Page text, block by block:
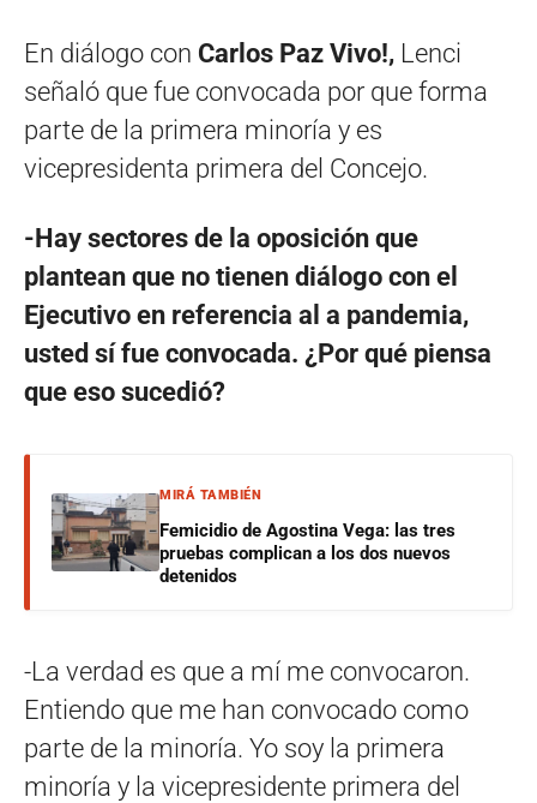
En diálogo con Carlos Paz Vivo!, Lenci
señaló que fue convocada por que forma
parte de la primera minoría y es
vicepresidenta primera del Concejo.
-Hay sectores de la oposición que
plantean que no tienen diálogo con el
Ejecutivo en referencia al a pandemia,
usted sí fue convocada. ¿Por qué piensa
que eso sucedió?
MIRÁ TAMBIÉN
Femicidio de Agostina Vega: las tres
pruebas complican a los dos nuevos
detenidos
-La verdad es que a mí me convocaron.
Entiendo que me han convocado como
parte de la minoría. Yo soy la primera
minoría y la vicepresidente primera del